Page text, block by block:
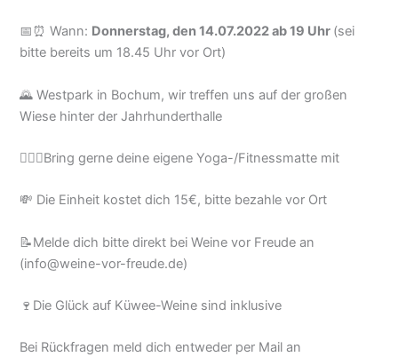
📅⏰ Wann: Donnerstag, den 14.07.2022 ab 19 Uhr (sei
bitte bereits um 18.45 Uhr vor Ort)
🌄 Westpark in Bochum, wir treffen uns auf der großen
Wiese hinter der Jahrhunderthalle
🧘🏼‍♀️Bring gerne deine eigene Yoga-/Fitnessmatte mit
💸 Die Einheit kostet dich 15€, bitte bezahle vor Ort
📝Melde dich bitte direkt bei Weine vor Freude an
(info@weine-vor-freude.de)
🍷Die Glück auf Küwee-Weine sind inklusive
Bei Rückfragen meld dich entweder per Mail an